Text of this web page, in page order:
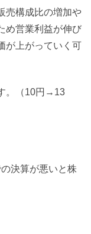
売構成比の増加や
め営業利益が伸び
が上がっていく可
。（10円→13
決算が悪いと株